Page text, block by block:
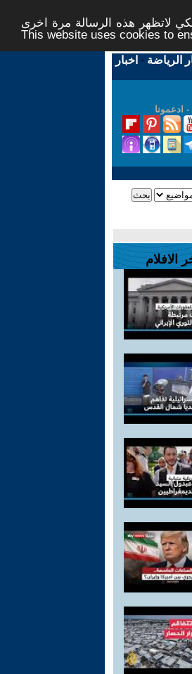
لاتظهر هذه الرسالة مرة اخرى -
This website uses cookies to
الرياضة - اخبار
- ادعمونا
الافلام